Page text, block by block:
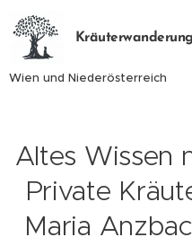
Kräuterwanderung
Wien und Niederösterreich
Altes Wissen
Private
Maria